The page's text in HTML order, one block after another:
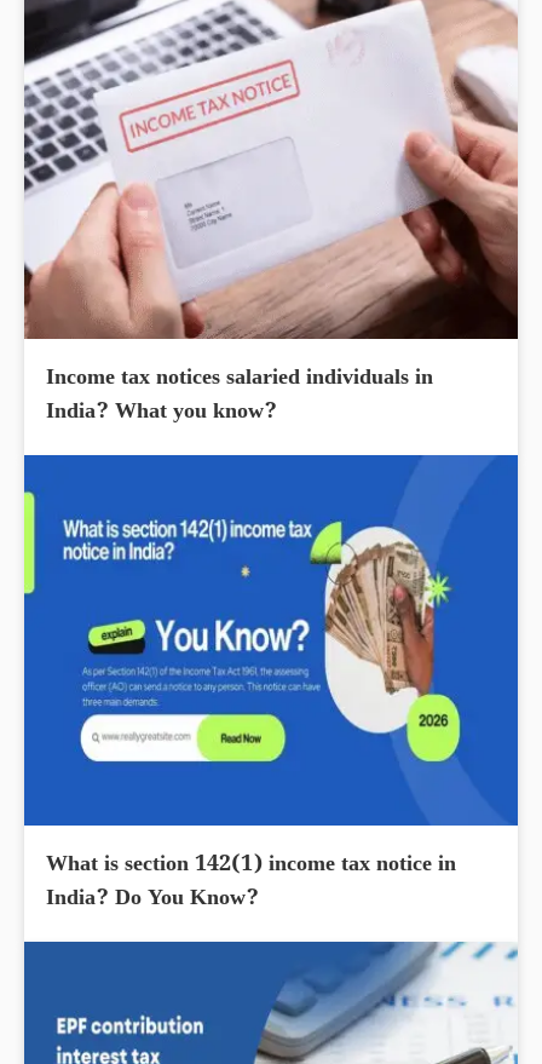
Income tax notices salaried individuals in
India? What you know?
What is section 142(1) income tax notice in
India? Do You Know?